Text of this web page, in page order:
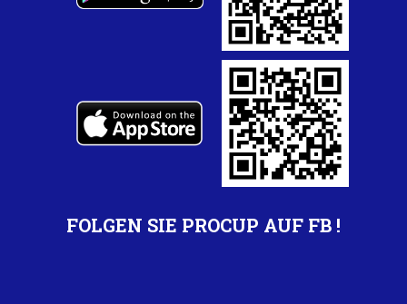
FOLGEN SIE PROCUP AUF FB !